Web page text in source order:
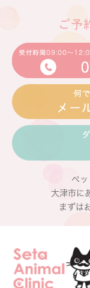
ご予
ペッ
大津市に
まずは